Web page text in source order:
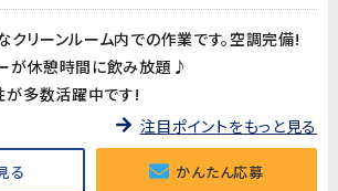
クリーンルーム内での作業です。空調完備!
が休憩時間に飲み放題♪
多数活躍中です!
注目ポイントをもっと見る
る かんたん応募